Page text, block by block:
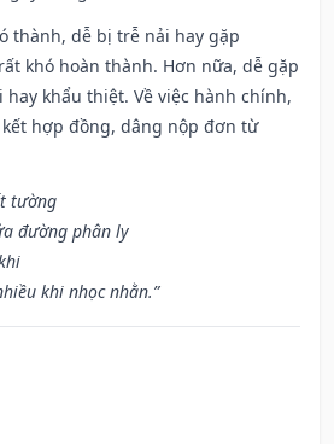
thành, dễ bị trễ nải hay gặp
khó hoàn thành. Hơn nữa, dễ gặp
khẩu thiệt. Về việc hành chính,
hợp đồng, dâng nộp đơn từ
tường
đường phân ly
khi nhọc nhằn.”